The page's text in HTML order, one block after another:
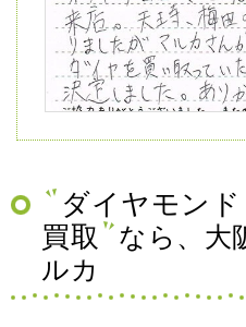
ダイヤモン
買取
なら、大
ルカ